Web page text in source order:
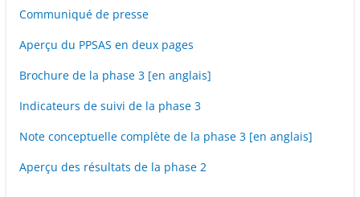
Communiqué de presse
Aperçu du PPSAS en deux pages
Brochure de la phase 3 [en anglais]
Indicateurs de suivi de la phase 3
Note conceptuelle complète de la phase 3 [en anglais]
Aperçu des résultats de la phase 2